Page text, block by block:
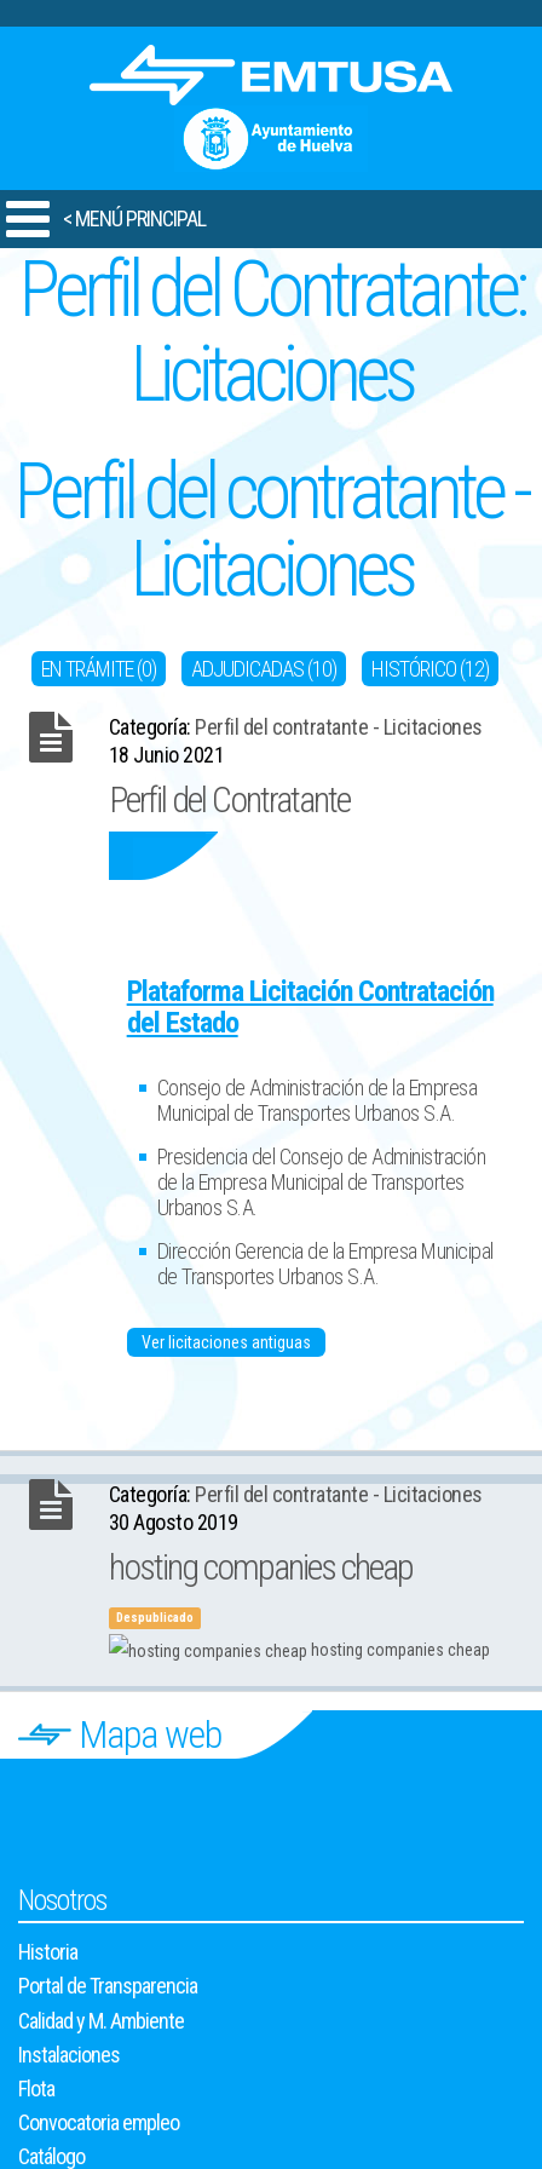
< MENÚ PRINCIPAL
Perfil del Contratante:
Licitaciones
Perfil del contratante -
Licitaciones
EN TRÁMITE (0) ADJUDICADAS (10) HISTÓRICO (12)
Categoría: Perfil del contratante - Licitaciones
18 Junio 2021
Perfil del Contratante
Plataforma Licitación Contratación
del Estado
Consejo de Administración de la Empresa
Municipal de Transportes Urbanos S.A.
Presidencia del Consejo de Administración
de la Empresa Municipal de Transportes
Urbanos S.A.
Dirección Gerencia de la Empresa Municipal
de Transportes Urbanos S.A.
Ver licitaciones antiguas
Categoría: Perfil del contratante - Licitaciones
30 Agosto 2019
hosting companies cheap
Despublicado
hosting companies cheap
Mapa web
Nosotros
Historia
Portal de Transparencia
Calidad y M. Ambiente
Instalaciones
Flota
Convocatoria empleo
Catálogo